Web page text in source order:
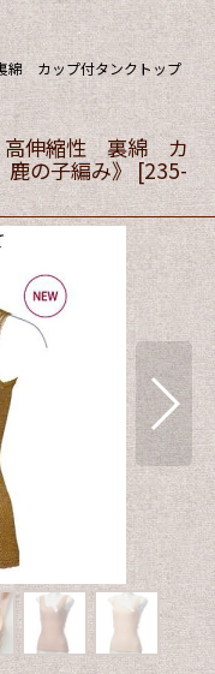
カップ付タンクトップ
高伸縮性 裏綿 カ
鹿の子編み》 [235-